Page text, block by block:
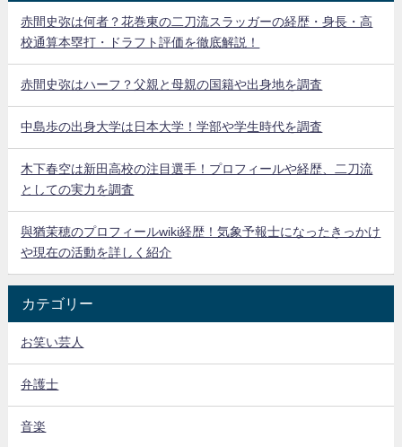
赤間史弥は何者？花巻東の二刀流スラッガーの経歴・身長・高
校通算本塁打・ドラフト評価を徹底解説！
赤間史弥はハーフ？父親と母親の国籍や出身地を調査
中島歩の出身大学は日本大学！学部や学生時代を調査
木下春空は新田高校の注目選手！プロフィールや経歴、二刀流
としての実力を調査
與猶茉穂のプロフィールwiki経歴！気象予報士になったきっかけ
や現在の活動を詳しく紹介
カテゴリー
お笑い芸人
弁護士
音楽